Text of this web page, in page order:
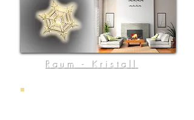
Raum - Kristall